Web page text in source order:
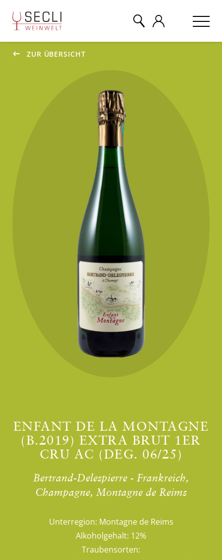
ZUR ÜBERSICHT
ENFANT DE LA MONTAGNE
(B.2019) EXTRA BRUT 1ER
CRU AC (DEG. 06/25)
Bertrand-Delespierre - Frankreich,
Champagne, Montagne de Reims
Unterregion: Montagne de Reims
Alkoholgehalt: 12%
Traubensorten: